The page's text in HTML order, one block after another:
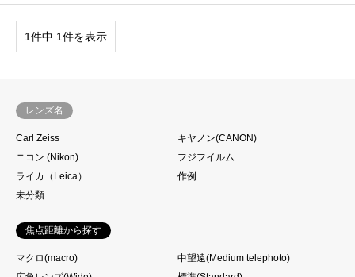
1件中 1件を表示
レンズ名
Carl Zeiss
キヤノン(CANON)
ニコン (Nikon)
フジフイルム
ライカ（Leica）
作例
未分類
焦点距離から探す
マクロ(macro)
中望遠(Medium telephoto)